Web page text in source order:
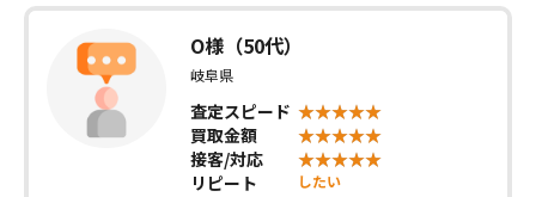
O様（50代）
岐阜県
査定スピード
買取金額
接客/対応
リピート
したい